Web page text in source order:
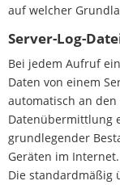
auf welcher
Server-Log-
Bei jedem Aufruf
Daten von einem
automatisch an
Datenübermittlung
grundlegender
Geräten im Internet.
Die standardmäßig